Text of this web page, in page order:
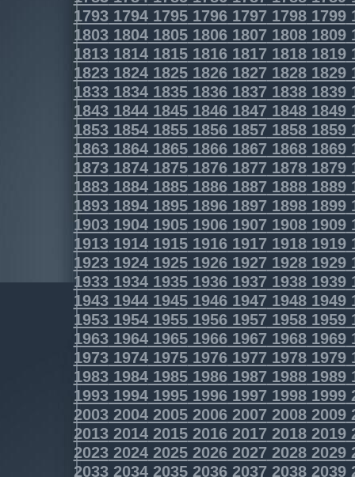
1793179417951796179717981799
1803180418051806180718081809
1813181418151816181718181819
1823182418251826182718281829
1833183418351836183718381839
1843184418451846184718481849
1853185418551856185718581859
1863186418651866186718681869
1873187418751876187718781879
1883188418851886188718881889
1893189418951896189718981899
1903190419051906190719081909
1913191419151916191719181919
1923192419251926192719281929
1933193419351936193719381939
1943194419451946194719481949
1953195419551956195719581959
1963196419651966196719681969
1973197419751976197719781979
1983198419851986198719881989
1993199419951996199719981999
2003200420052006200720082009
2013201420152016201720182019
2023202420252026202720282029
2033203420352036203720382039